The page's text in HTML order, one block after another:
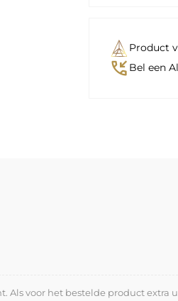
Product
phone_callback Bel een
voor het bestelde product